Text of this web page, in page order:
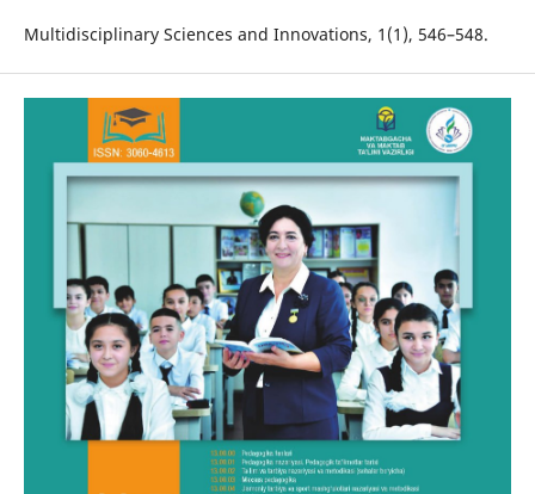
Multidisciplinary Sciences and Innovations, 1(1), 546–548.